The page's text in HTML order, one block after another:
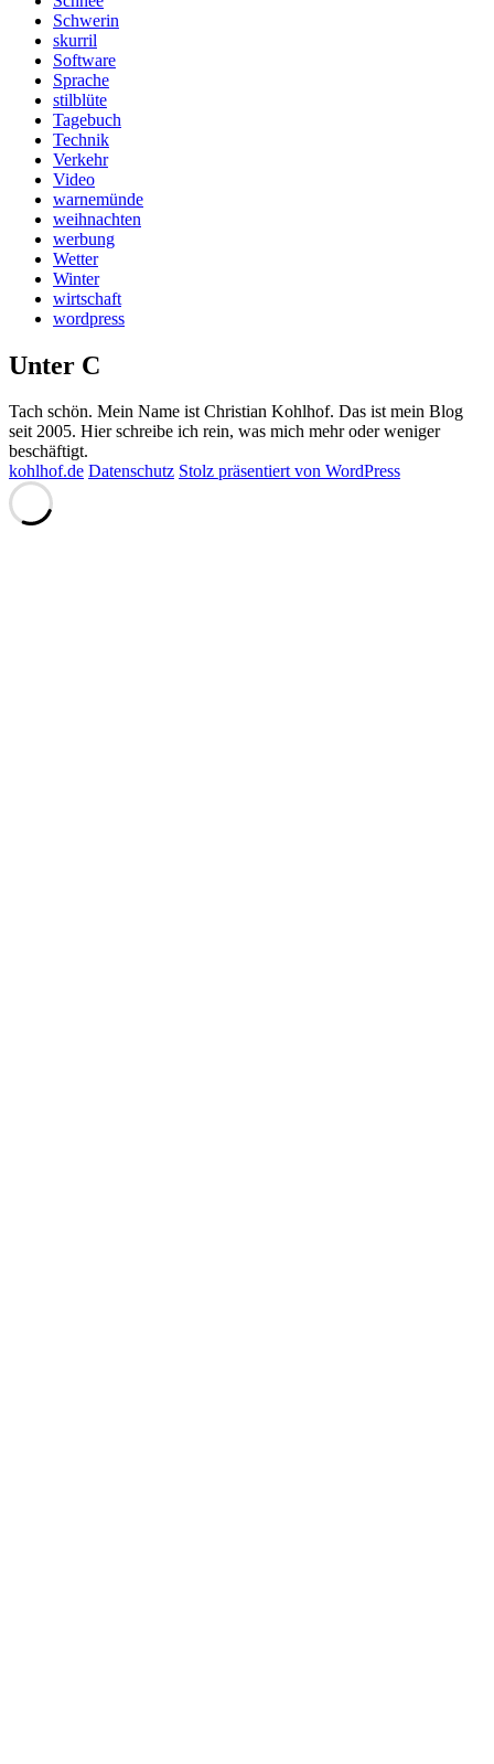
Schwerin
skurril
Software
Sprache
stilblüte
Tagebuch
Technik
Verkehr
Video
warnemünde
weihnachten
werbung
Wetter
Winter
wirtschaft
wordpress
Unter C
Tach schön. Mein Name ist Christian Kohlhof. Das ist mein Blog
seit 2005. Hier schreibe ich rein, was mich mehr oder weniger
beschäftigt.
kohlhof.de Datenschutz Stolz präsentiert von WordPress